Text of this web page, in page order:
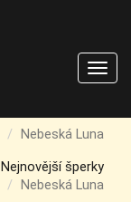
Nebeská Luna
Nejnovější šperky
Nebeská Luna